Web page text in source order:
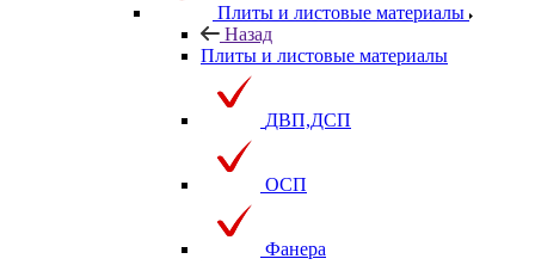
Плиты и листовые материалы
Назад
Плиты и листовые материалы
ДВП,ДСП
ОСП
Фанера